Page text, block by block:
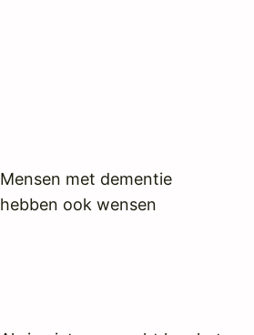
Mensen met dementie
hebben ook wensen